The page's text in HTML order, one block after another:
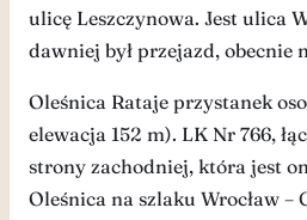
ulicę Leszczynowa. Jest ulica
dawniej był przejazd, obecnie
Oleśnica Rataje przystanek
elewacja 152 m). LK Nr 766,
strony zachodniej, która jest
Oleśnica na szlaku Wrocław –